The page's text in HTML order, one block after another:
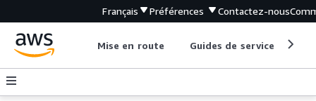
Français Préférences Contactez-nous
Mise en route Guides de service